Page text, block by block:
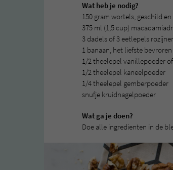
Wat heb je nodig?
150 gram wortels, geschild
375 ml (1,5 cup)
3 dadels of 3 eetlepels
1 banaan, het liefste bevroren
1/2 theelepel vanillepoeder
1/2 theelepel kaneelpoeder
1/4 theelepel gemberpoeder
snufje kruidnagelpoeder
Wat ga je doen?
Doe alle ingredienten in de